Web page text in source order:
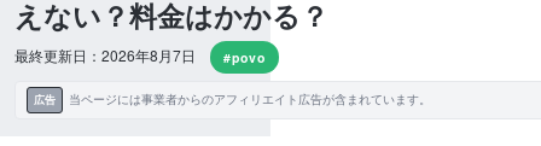
えない？料金はかかる？
最終更新日：2026年8月7日 #povo
広告 当ページには事業者からのアフィリエイト広告が含まれています。